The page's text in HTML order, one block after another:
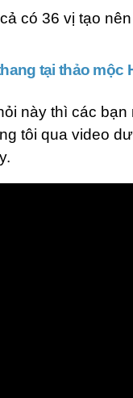
có 36 vị tạo
tại thảo mộc
này thì các
tôi qua video